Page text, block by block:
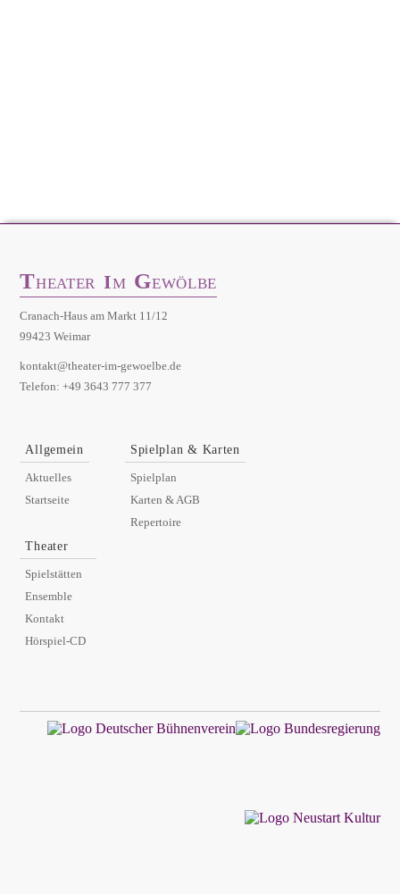
THEATER IM GEWÖLBE
Cranach-Haus am Markt 11/12
99423 Weimar
kontakt@theater-im-gewoelbe.de
Telefon: +49 3643 777 377
Allgemein
Aktuelles
Startseite
Spielplan & Karten
Spielplan
Karten & AGB
Repertoire
Theater
Spielstätten
Ensemble
Kontakt
Hörspiel-CD